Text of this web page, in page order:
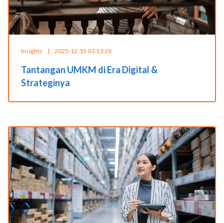
Insights | 2025-12-15 03:13:28
Tantangan UMKM di Era Digital &
Strateginya